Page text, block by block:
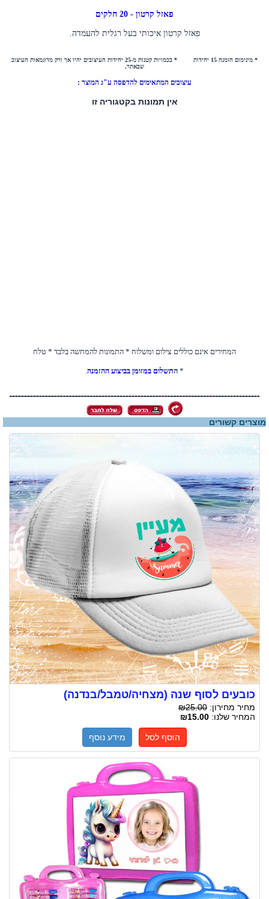
פאזל קרטון - 20 חלקים
פאזל קרטון איכותי בעל רגלית להעמדה.
* מינימום הזמנה 15 יחידות * בכמויות קטנות מ-25 יחידות העיצובים יהיו אך ורק מדוגמאות העיצוב
שבאתר.
עיצובים המתאימים להדפסה ע"ג המוצר :
המחירים אינם כוללים צילום ומשלוח * התמונות להמחשה בלבד * טלח
* התשלום במזומן בביצוע ההזמנה.
מוצרים קשורים
כובעים לסוף שנה (מצחיה/טמבל/בנדנה)
מחיר מחירון: ₪25.00
המחיר שלנו: ₪15.00
הוסף לסל מידע נוסף